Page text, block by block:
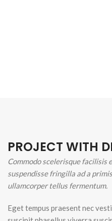
PROJECT WITH
Commodo scelerisque facilisis
suspendisse fringilla ad a
ullamcorper tellus fermentum.
Eget tempus praesent nec